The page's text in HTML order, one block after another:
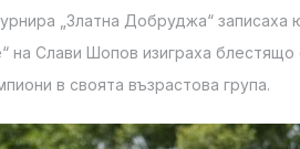
„Златна Добруджа“
на Слави Шопов изиграха
в своята възрастова група.